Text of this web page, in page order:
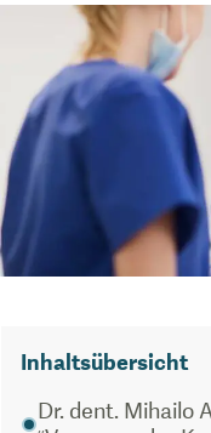
Inhaltsübersicht
Dr. dent. Mihailo